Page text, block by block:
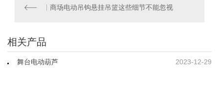
商场电动吊钩悬挂吊篮这些细节不能忽视
相关产品
2023-12-29
舞台电动葫芦